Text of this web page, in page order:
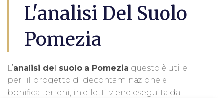
L'analisi Del Suolo
Pomezia
L’analisi del suolo a Pomezia questo è utile
per lil progetto di decontaminazione e
bonifica terreni, in effetti viene eseguita da